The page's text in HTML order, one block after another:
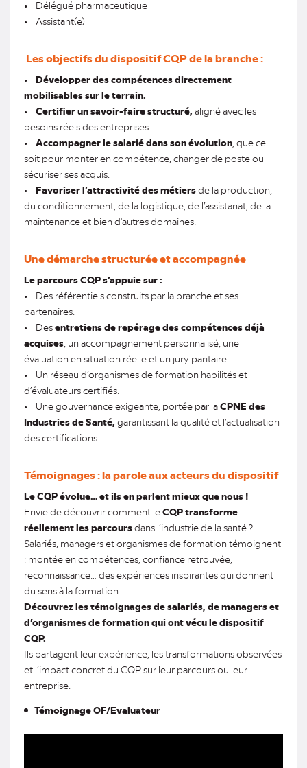
• Délégué pharmaceutique
• Assistant(e)
Les objectifs du dispositif CQP de la branche :
• Développer des compétences directement
mobilisables sur le terrain.
• Certifier un savoir-faire structuré, aligné avec les
besoins réels des entreprises.
• Accompagner le salarié dans son évolution , que ce
soit pour monter en compétence, changer de poste ou
sécuriser ses acquis.
• Favoriser l’attractivité des métiersde la production,
du conditionnement, de la logistique, de l’assistanat, de la
maintenance et bien d'autres domaines.
Une démarche structurée et accompagnée
Le parcours CQP s’appuie sur :
• Des référentiels construits par la branche et ses
partenaires.
• Desentretiens de repérage des compétences déjà
acquises , un accompagnement personnalisé, une
évaluation en situation réelle et un jury paritaire.
• Un réseau d’organismes de formation habilités et
d’évaluateurs certifiés.
• Une gouvernance exigeante, portée par laCPNE des
Industries de Santé, garantissant la qualité et l’actualisation
des certifications.
Témoignages : la parole aux acteurs du dispositif
Le CQP évolue… et ils en parlent mieux que nous !
Envie de découvrir comment leCQP transforme
réellement les parcoursdans l’industrie de la santé ?
Salariés, managers et organismes de formation témoignent
: montée en compétences, confiance retrouvée,
reconnaissance… des expériences inspirantes qui donnent
du sens à la formation
Découvrez les témoignages de salariés, de managers et
d’organismes de formation qui ont vécu le dispositif
CQP.
Ils partagent leur expérience, les transformations observées
et l’impact concret du CQP sur leur parcours ou leur
entreprise.
Témoignage OF/Evaluateur